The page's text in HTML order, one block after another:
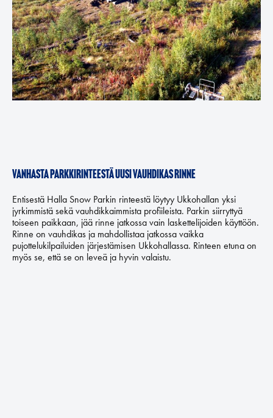
Vanhasta parkkirinteestä uusi vauhdikas rinne
Entisestä Halla Snow Parkin rinteestä löytyy Ukkohallan yksi
jyrkimmistä sekä vauhdikkaimmista profiileista. Parkin siirryttyä
toiseen paikkaan, jää rinne jatkossa vain laskettelijoiden käyttöön.
Rinne on vauhdikas ja mahdollistaa jatkossa vaikka
pujottelukilpailuiden järjestämisen Ukkohallassa. Rinteen etuna on
myös se, että se on leveä ja hyvin valaistu.